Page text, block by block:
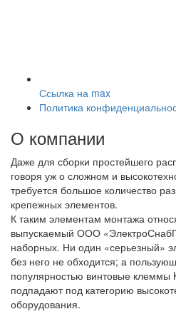
Ссылка на max
Политика
О компании
Даже для сборки простейшего
говоря уж о сложном и
требуется большое количество
крепежных элементов.
К таким элементам монтажа
выпускаемый ООО
наборных. Ни один «серьезный»
без него не обходится; а
популярностью винтовые клеммы
подпадают под категорию
оборудования.